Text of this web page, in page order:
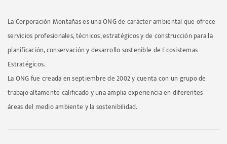
La Corporación Montañas es una ONG de carácter ambiental que ofrece
servicios profesionales, técnicos, estratégicos y de construcción para la
planificación, conservación y desarrollo sostenible de Ecosistemas
Estratégicos.
La ONG fue creada en septiembre de 2002 y cuenta con un grupo de
trabajo altamente calificado y una amplia experiencia en diferentes
áreas del medio ambiente y la sostenibilidad.